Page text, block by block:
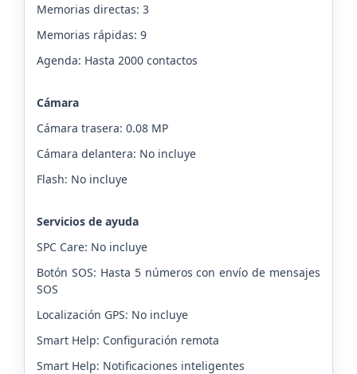
Memorias directas: 3
Memorias rápidas: 9
Agenda: Hasta 2000 contactos
Cámara
Cámara trasera: 0.08 MP
Cámara delantera: No incluye
Flash: No incluye
Servicios de ayuda
SPC Care: No incluye
Botón SOS: Hasta 5 números con envío de mensajes
SOS
Localización GPS: No incluye
Smart Help: Configuración remota
Smart Help: Notificaciones inteligentes